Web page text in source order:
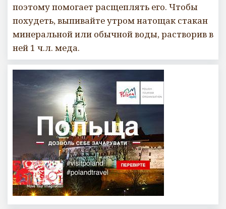
поэтому помогает расщеплять его. Чтобы
похудеть, выпивайте утром натощак стакан
минеральной или обычной воды, растворив в
ней 1 ч.л. меда.